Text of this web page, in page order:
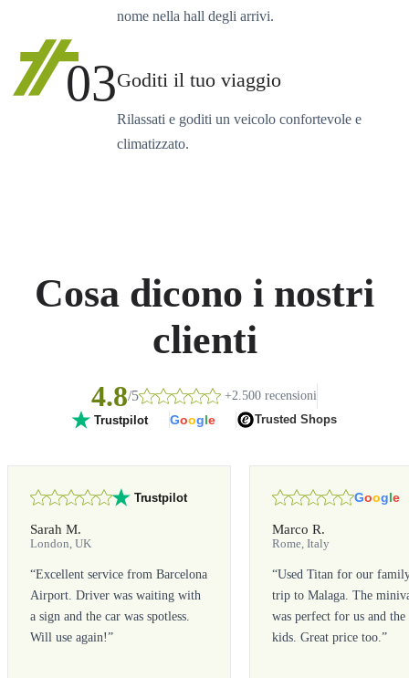
nome nella hall degli arrivi.
03Goditi il tuo viaggio
Rilassati e goditi un veicolo confortevole e
climatizzato.
Cosa dicono i nostri
clienti
4.8/5 +2.500 recensioni
Trustpilot Google Trusted Shops
Trustpilot
Sarah M.
London, UK
“Excellent service from Barcelona
Airport. Driver was waiting with
a sign and the car was spotless.
Will use again!”
Google
Marco R.
Rome, Italy
“Used Titan for our
trip to Malaga. The
was perfect for us and the
kids. Great price too.”